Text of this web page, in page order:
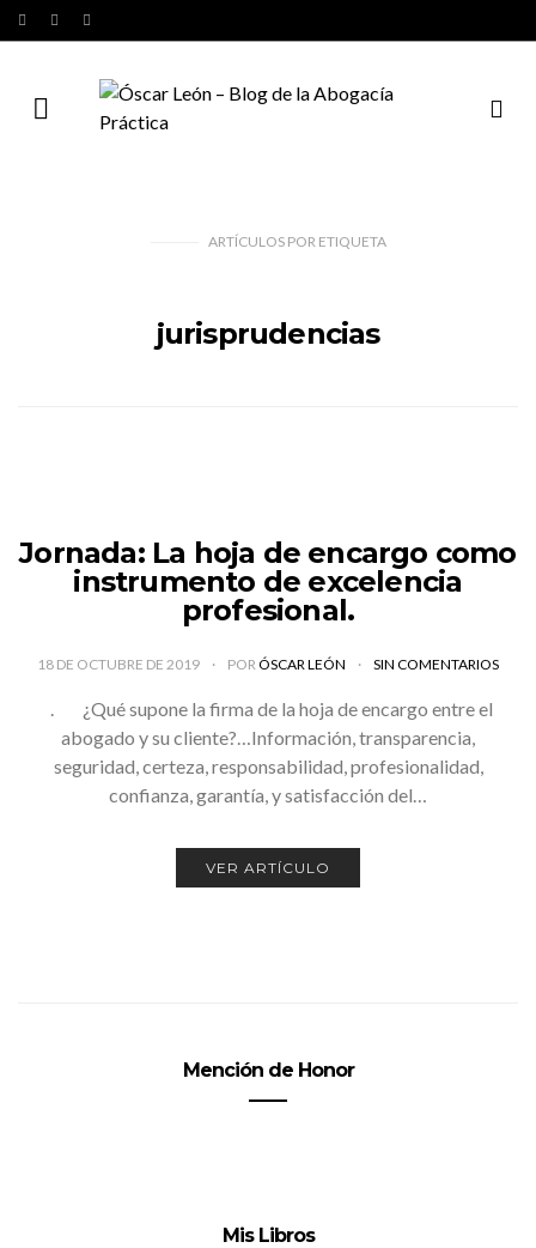
ARTÍCULOS PORETIQUETA
jurisprudencias
Jornada: La hoja de encargo como
instrumento de excelencia
profesional.
18 DE OCTUBRE DE 2019 PORÓSCAR LEÓN SIN COMENTARIOS
. ¿Qué supone la firma de la hoja de encargo entre el
abogado y su cliente?…Información, transparencia,
seguridad, certeza, responsabilidad, profesionalidad,
confianza, garantía, y satisfacción del…
VER ARTÍCULO
Mención de Honor
Mis Libros